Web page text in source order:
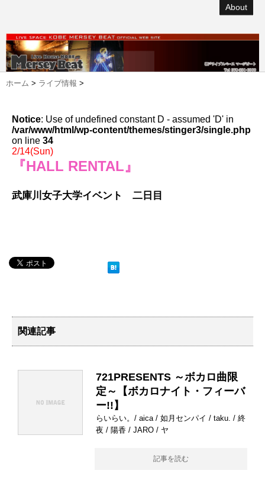
About
ホーム > ライブ情報 >
Notice: Use of undefined constant D - assumed 'D' in
/var/www/html/wp-content/themes/stinger3/single.php
on line 34
2/14(Sun)
『HALL RENTAL』
武庫川女子大学イベント 二日目
関連記事
721PRESENTS ～ボカロ曲限
定～【ボカロナイト・フィーバ
ー!!】
らいらい。/ aica / 如月センパイ / taku. / 終
夜 / 陽香 / JARO / ヤ
記事を読む